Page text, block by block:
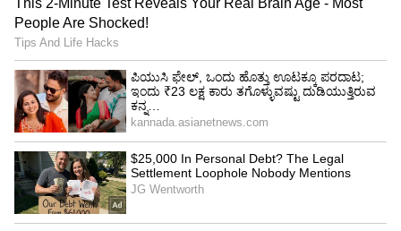
• ತುಲಾ (Libra)
ತುಲಾ ರಾಶಿಯ ಜನ ಇತರರಿಗೆ ನೋವುಂಟು (Pain) ಮಾಡಲು
ಬಯಸುವುದಿಲ್ಲ. ಹೀಗಾಗಿ, ಇವರು ಪಡೆಯುವುದಕ್ಕಿಂತ (Take)
ಹೆಚ್ಚು ನೀಡುವುದೇ (Give) ಅಧಿಕ. ಯಾವುದೇ ಸಹಾಯ
(Help), ಕೆಲಸ ಕೇಳಿದರೂ ಇಲ್ಲವೆನ್ನಲು ಇವರಿಂದ ಸಾಧ್ಯವಿಲ್ಲ.
ಇವರ ಬಳಿ ಏನೇ ಕೇಳಿ, “ಖಂಡಿತ, ಮಾಡೋಣ’ ಎನ್ನುವ